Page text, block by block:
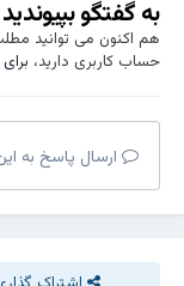
به گفتگو بپیوندید
هم اکنون می توانید
حساب کاربری دارید،
ارسال پاسخ به
اشتراک گذاری